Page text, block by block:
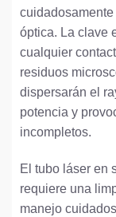
óptica. La clave
cualquier
residuos
dispersarán el
potencia y
incompletos.
El tubo láser en
requiere una
manejo